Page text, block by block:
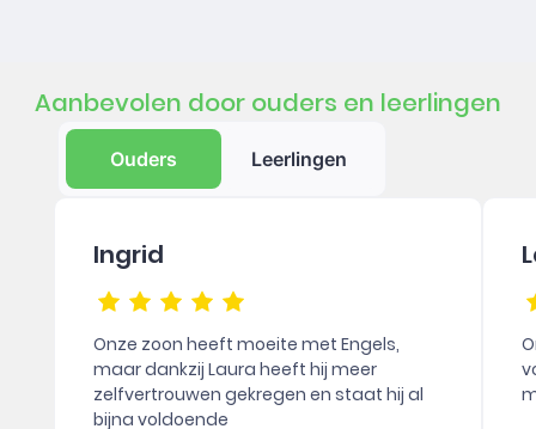
Aanbevolen door ouders en leerlingen
Ouders Leerlingen
Ingrid
Onze zoon heeft moeite met Engels,
maar dankzij Laura heeft hij meer
zelfvertrouwen gekregen en staat hij al
bijna voldoende